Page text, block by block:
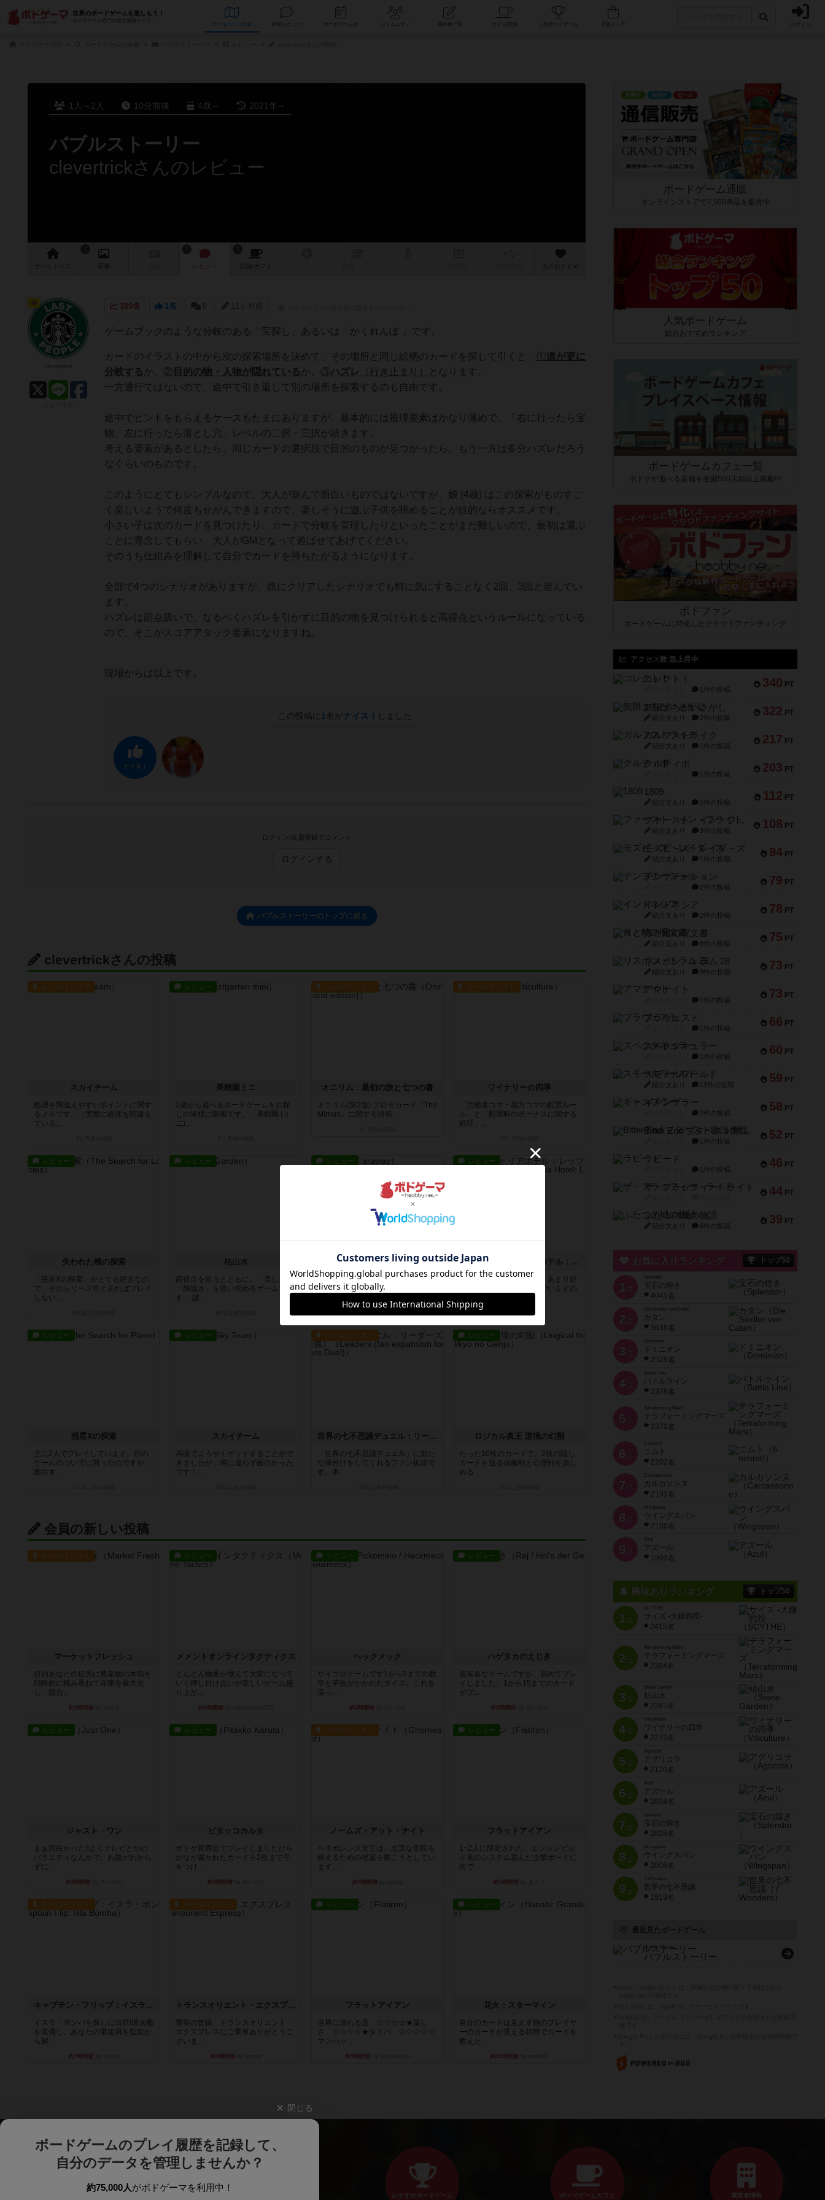
世界のボードゲームを楽しもう！
ボードゲーム専門の総合情報サイト
データベース コミュニティ 人気ボードゲーム ログイン
1人～2人 10分前後 4歳～ 2021年～
バブルストーリー
clevertrickさんのレビュー
ゲーム 画像 レビュー 店舗/ カフェ 次のおすすめ
189名 1名 0 11ヶ月前
ゲームブックのような分岐のある「宝探し」あるいは「かくれんぼ 」です。
カードのイラストの中から次の探索場所を決めて、その場所と同じ絵柄のカードを探して引くと、 ①道が更に
分岐するか、 ② 目的の物・人物が隠れているか、 ③ハズレ （行き止まり）
となります。
一方通行ではないので、途中で引き返して別の場所を探索するのも自由です。
途中でヒントをもらえるケースもたまにありますが、基本的には推理要素はかなり薄めで、「右に行ったら宝
物、左に行ったら落とし穴」レベルの二択・三択が続きます。
考える要素があるとしたら、同じカードの選択肢で目的のものが見つかったら、もう一方は多分ハズレだろう
なぐらいのものです。
このようにとてもシンプルなので、大人が遊んで面白いものではないですが、娘 (4歳) はこの探索がものすご
く楽しいようで何度もせがんできますので、楽しそうに遊ぶ子供を眺めることが目的ならオススメです。
小さい子は次のカードを見つけたり、カードで分岐を管理したりといったことがまだ難しいので、最初は選ぶ
ことに専念してもらい、大人がGMとなって遊ばせてあげてください。
そのうち仕組みを理解して自分でカードを持ちたがるようになります。
全部で4つのシナリオがありますが、既にクリアしたシナリオでも特に気にすることなく2回、3回と遊んでい
ます。
ハズレは罰点扱いで、なるべくハズレを引かずに目的の物を見つけられると高得点というルールになっている
ので、そこがスコアアタック要素になりますね。
現場からは以上です。
この投稿に 1 名がナイス！ しました
ナイス！
ログイン/会員登録でコメント
ログインする
バブルストーリーのトップに戻る
clevertrickさんの投稿
ルール/インスト
スカイチーム
処理を間違えやすいポイントに関す
るメモです。（実際に処理を間違え
ている...
レビュー
果樹園ミニ
2歳から遊べるボードゲームをお探
しの皆様に朗報です。「果樹園 (ミ
ニ)...
ルール/インスト
オニリム：最初の旅と七つの書
オニリム(第2版) プロモカード『The
Mirrors』に関する情報...
ルール/インスト
ワイナリーの四季
「労働者コマ・親方コマの配置ルー
ル」と「配置時のボーナスに関する
処理」...
レビュー
失われた種の探索
「惑星Xの探索」がとても好きなの
で、そのシリーズ作とあればプレイ
しない...
レビュー
枯山水
高得点を狙うとともに、「美しさ」
「静謐さ」を追い求めるゲームで
す。 謎...
レビュー
ファラウェイ
良い点がたくさんあるゲームでした
（語彙力）以下、良いと感じた点に
レビュー
グランドオーストリアホテル：レッツ・ワルツ！（拡張）
最初にお断りしておくと、あまり好
意的ではない内容を含んでいますの
の投稿
レビュー
惑星Xの探索
主に2人でプレイしています。別の
ゲームのついでに買ったのですが、
面白す...
レビュー
スカイチーム
再販でようやくゲットすることがで
きましたが、噂に違わず面白かった
です！...
ルール/インスト
世界の七不思議デュエル：リーダーズ（ファン拡張）
「世界の七不思議デュエル」に新た
な味付けをしてくれるファン拡張で
す。本...
レビュー
ロジカル真王 逆境の幻獣
たった10枚のカードで、2枚の隠し
カードを巡る頭脳戦と心理戦を楽し
める...
会員の新しい投稿
ルール/インスト
マーケットフレッシュ
目的あなたの店先に農産物の木箱を
戦略的に積み重ねて在庫を最大化
し、競合...
約1時間前
レビュー
メメントオンラインタクティクス
どんどん物量が増えて大変になって
いく押し付け合いが楽しいゲーム盛
り上が...
約1時間前
レビュー
ヘックメック
サイコロゲームです1から5までの数
字と芋虫がかかれたダイス。これを
振っ...
約3時間前
レビュー
ハゲタカのえじき
超有名なゲームですが、初めてプレ
イしました。1から15までのカード
がプ...
約3時間前
レビュー
ジャスト・ワン
まぁ面白かった‼️よくテレビとかの
バラエティなんかで、お題がわから
ずに...
約3時間前
レビュー
ピタッコカルタ
ボドゲ相席会でプレイしましたひら
がなが書かれたカードを2枚まで手
をつけ...
約3時間前
ルール/インスト
ノームズ・アット・ナイト
ベネボレンス女王は、忠実な臣民を
称えるための祝宴を開こうとしてい
ます。...
約4時間前
レビュー
フラットアイアン
1~2人に限定された、エンジンビル
ド系のシステム選んだ企業ボードに
街で...
約4時間前
ルール/インスト
キャプテン・フリップ：イスラ・ボンバ
イスラ・ボンバを探しに出航!潜水艦
を装備し、あなたの乗組員を監獄か
ら解...
約7時間前
ルール/インスト
トランスオリエント・エクスプレス
乗客の皆様、トランスオリエント・
エクスプレスにご乗車ありがとうご
ざいま...
約8時間前
レビュー
フラットアイアン
世界に浸れる度 ☆☆☆☆★楽し
さ ☆☆☆☆★タイパ ☆☆☆☆☆
マンハッ...
約9時間前
レビュー
花火：スターマイン
自分のカードは見えず他のプレイヤ
ーのカードが見える状態でカードを
教えた...
約11時間前
ボードゲーム通販
オンラインストアで7,500商品を販売中
人気ボードゲーム
総合おすすめランキング
ボードゲームカフェ一覧
ボドゲが遊べる店舗を全国500店舗以上掲載中
ボドファン
ボードゲームに特化したクラウドファンディング
アクセス数 急上昇中
340 PT
コレクト！
1件の投稿
322 PT
無限まちがいさがし
紹介文あり 2件の投稿
217 PT
ガルフストライク
紹介文あり 1件の投稿
203 PT
クルティボ
1件の投稿
112 PT
1809
紹介文あり 1件の投稿
108 PT
ファースト・イン・フライト
紹介文あり 3件の投稿
94 PT
モズビ－ズ・レイダ－ズ
紹介文あり 1件の投稿
79 PT
テンプテーション
2件の投稿
78 PT
インドネシア
紹介文あり 2件の投稿
75 PT
宵と暁の呪文書
紹介文あり 8件の投稿
73 PT
リスボン・トラム 28
紹介文あり 9件の投稿
73 PT
アマナイト
1件の投稿
66 PT
ブラヴェスト
1件の投稿
60 PT
スペクタキュラー
1件の投稿
59 PT
スモールワールド
紹介文あり 13件の投稿
58 PT
ギャンブラー
2件の投稿
52 PT
Bitter End ブタペスト救出作戦
1件の投稿
46 PT
ラピード
1件の投稿
44 PT
ザ・フラッフィー・ライト
39 PT
ふたつの城の物語
紹介文あり 6件の投稿
お気に入りランキング トップ50
1 位
宝石の煌き
4041名
2 位
Die Siedler von Catan
カタン
3616名
3 位
ドミニオン
2529名
4位
Battle Line
バトルライン
2378名
5 位
Terraforming Mars
テラフォーミングマーズ
2371名
6 位
ニムト
2202名
7 位
Carcassonne
カルカソンヌ
2191名
8 位
Wingspan
ウイングスパン
2150名
9 位
Azul
アズール
1903名
興味ありランキング トップ50
1位
SCYTHE
サイズ -大鎌戦役-
2415名
2位
Terraforming Mars
テラフォーミングマーズ
2394名
3位
Stone Garden
枯山水
2281名
4位
Viticulture
ワイナリーの四季
2272名
5位
Agricola
アグリコラ
2120名
6位
Azul
アズール
2034名
7位
宝石の煌き
2028名
8位
Wingspan
ウイングスパン
2006名
9位
7 Wonders
世界の七不思議
1919名
最近見たボードゲーム
Bubble Stories
バブルストーリー
閉じる
ボードゲームのプレイ履歴を記録して、
自分のデータを管理しませんか？
約75,000人がボドゲーマを利用中！
おすすめボードゲーム ボードゲームカフェ 運営者情報